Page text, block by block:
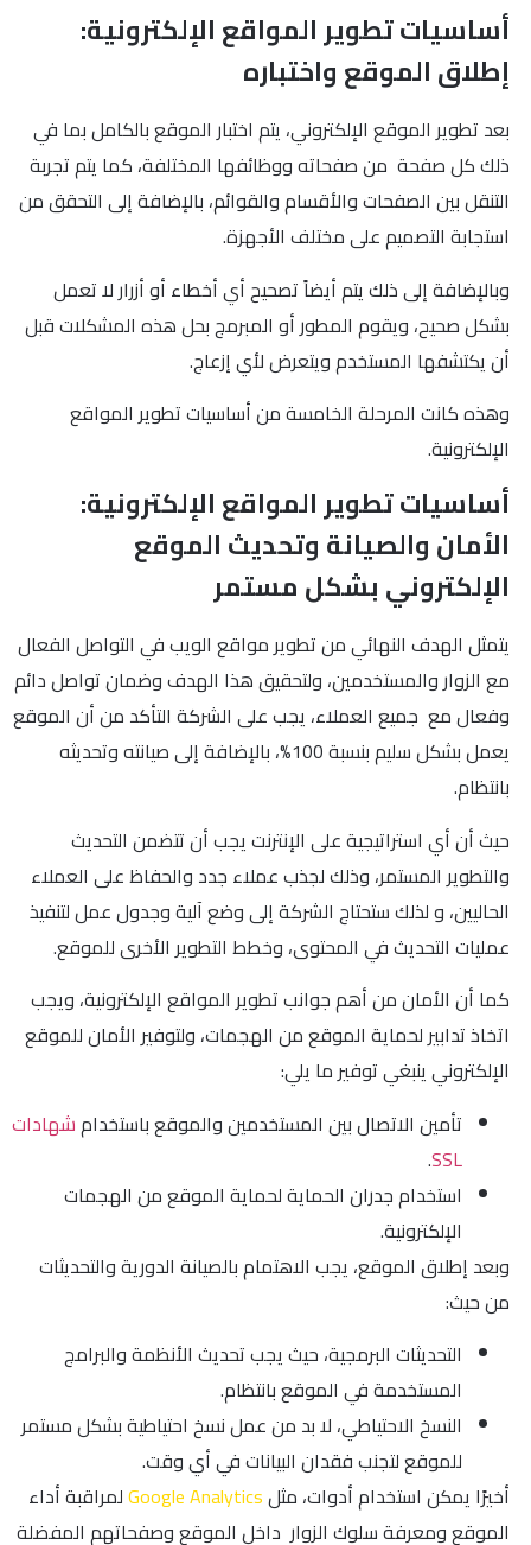
أساسيات تطوير المواقع الإلكترونية:
إطلاق الموقع واختباره
بعد تطوير الموقع الإلكتروني، يتم اختبار الموقع بالكامل بما في
ذلك كل صفحة من صفحاته ووظائفها المختلفة، كما يتم تجربة
التنقل بين الصفحات والأقسام والقوائم، بالإضافة إلى التحقق من
استجابة التصميم على مختلف الأجهزة.
وبالإضافة إلى ذلك يتم أيضاً تصحيح أي أخطاء أو أزرار لا تعمل
بشكل صحيح، ويقوم المطور أو المبرمج بحل هذه المشكلات قبل
أن يكتشفها المستخدم ويتعرض لأي إزعاج.
وهذه كانت المرحلة الخامسة من أساسيات تطوير المواقع
الإلكترونية.
أساسيات تطوير المواقع الإلكترونية:
الأمان والصيانة وتحديث الموقع
الإلكتروني بشكل مستمر
يتمثل الهدف النهائي من تطوير مواقع الويب في التواصل الفعال
مع الزوار والمستخدمين، ولتحقيق هذا الهدف وضمان تواصل دائم
وفعال مع جميع العملاء، يجب على الشركة التأكد من أن الموقع
يعمل بشكل سليم بنسبة 100%، بالإضافة إلى صيانته وتحديثه
بانتظام.
حيث أن أي استراتيجية على الإنترنت يجب أن تتضمن التحديث
والتطوير المستمر، وذلك لجذب عملاء جدد والحفاظ على العملاء
الحاليين، و لذلك ستحتاج الشركة إلى وضع آلية وجدول عمل لتنفيذ
عمليات التحديث في المحتوى، وخطط التطوير الأخرى للموقع.
كما أن الأمان من أهم جوانب تطوير المواقع الإلكترونية، ويجب
اتخاذ تدابير لحماية الموقع من الهجمات، ولتوفير الأمان للموقع
الإلكتروني ينبغي توفير ما يلي:
تأمين الاتصال بين المستخدمين والموقع باستخدامشهادات
SSL
.
استخدام جدران الحماية لحماية الموقع من الهجمات
الإلكترونية.
وبعد إطلاق الموقع، يجب الاهتمام بالصيانة الدورية والتحديثات
من حيث:
التحديثات البرمجية، حيث يجب تحديث الأنظمة والبرامج
المستخدمة في الموقع بانتظام.
النسخ الاحتياطي، لا بد من عمل نسخ احتياطية بشكل مستمر
للموقع لتجنب فقدان البيانات في أي وقت.
أخيرًا يمكن استخدام أدوات، مثلGoogle Analyticsلمراقبة أداء
الموقع ومعرفة سلوك الزوار داخل الموقع وصفحاتهم المفضلة